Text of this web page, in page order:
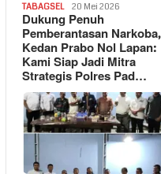
TABAGSEL 20 Mei 2026
Dukung Penuh
Pemberantasan Narkoba,
Kedan Prabo Nol Lapan:
Kami Siap Jadi Mitra
Strategis Polres Pad…